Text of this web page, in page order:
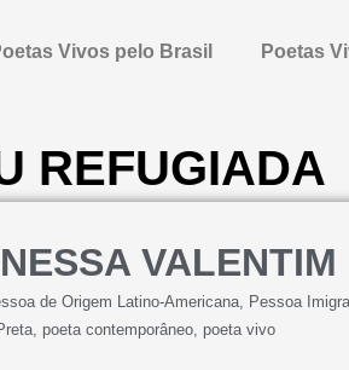
Vivos pelo Brasil Poetas
REFUGIADA
VALENTIM
de Origem Latino-Americana, Pessoa
, poeta contemporâneo, poeta vivo